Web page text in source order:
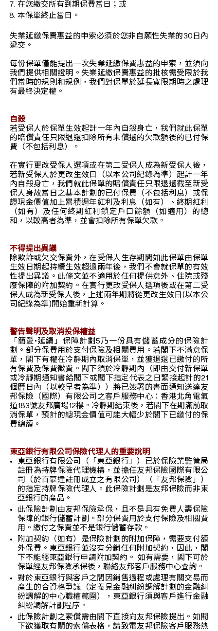
在您繳交所有到期保費當日；或
本保單終止當日。
失業延繳保費惠益的申索必須於您非自願性失業的30日內
遞交。
每份保單僅能提出一次失業延繳保費惠益的申索，並須向
我們提供相關證明。失業延繳保費惠益的批核需受限於我
們當時的規則和規例，我們對保單於延長寬限期時之處理
有最終決定權。
自殺
若受保人於保單生效起計一年內自殺身亡，我們就此保單
的賠償責任只限退還扣除所有未償還的欠款額後的已付保
費（不包括利息）。
在實行更改受保人選項或在第二受保人成為新受保人後，
若新受保人於更改生效日（以本公司紀錄為準）起計一年
內自殺身亡，我們就此保單的賠償責任只限退還截至新受
保人身故當日之基本計劃的已付保費（不包括利息）或保
證現金價值加上累積週年紅利及利息（如有）、終期紅利
（如有）及任何終期紅利鎖定戶口餘額（如適用）的總
和，以較高者為準，並會扣除所有保單欠款。
不得提出異議
除欺詐或欠交保費外，在受保人生存期間如此保單由保單
生效日期起持續生效超過兩年後，我們不會就保單的有效
性提出異議。此條文並不適用於任何提供意外、住院或殘
廢保障的附加契約。在實行更改受保人選項後或在第二受
保人成為新受保人後，上述兩年期將從更改生效日(以本公
司紀錄為準)開始重新計算。
警告聲明及取消投保權益
「簡愛•延續」保障計劃5乃一份具有儲蓄成分的保險計
劃。部分保費用於支付保險及相關費用。若閣下不滿意保
單，閣下有權在冷靜期內取消保單，並獲退還已繳付的所
有保費及保費徵費。閣下須於冷靜期內（即由交付新保單
或冷靜期通知書給閣下或閣下指定代表之日緊接起計的21
個曆日內（以較早者為準））將已簽署的書面通知送達友
邦保險（國際）有限公司之客戶服務中心：香港北角電氣
道183號友邦廣場12樓。冷靜期結束後，若閣下在期滿前取
消保單，預計的總現金價值可能大幅少於閣下已繳付的保
費總額。
東亞銀行有限公司保險代理人的重要說明
東亞銀行有限公司（「東亞銀行」）已於保險業監管局
註冊為持牌保險代理機構，並擔任友邦保險國際有限公
司（於百慕達註冊成立之有限公司）（「友邦保險」）
的指定持牌保險代理人。此保險計劃是友邦保險而非東
亞銀行的產品。
此保險計劃由友邦保險承保，且不是具有免費人壽保險
保障的銀行儲蓄計劃。部分保費用於支付保險及相關費
用。繳付之保費並不是銀行儲蓄存款。
附加契約（如有）是保險計劃的附加保障，需要支付額
外保費。東亞銀行並沒有分銷任何附加契約，因此，閣
下不能經東亞銀行申請附加契約。 如有需要，閣下可於
保單經友邦保險承保後，聯絡友邦客戶服務中心查詢。
對於東亞銀行與客戶之間因銷售過程或處理有關交易而
產生的合資格爭議（定義見金融糾紛調解計劃的金融糾
紛調解的中心職權範圍），東亞銀行須與客戶進行金融
糾紛調解計劃程序。
此保險計劃之索償需由閣下直接向友邦保險提出。如閣
下欲獲取有關的索償表格，請致電友邦保險客戶服務熱